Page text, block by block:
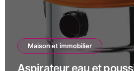
Maison et immobilier
Aspirateur eau et